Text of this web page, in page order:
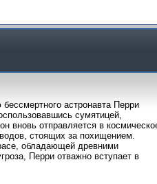
астронавта Перри
сумятицей,
вновь отправляется в
стоящих за похищением.
обладающей древними
Перри отважно вступает в